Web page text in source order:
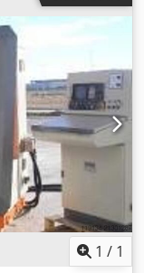
- Utilización de
ideal para
Alcance de
Opcional:
de salida. Datos
5 – 12
100, 150, 200 mm.
de
Interruptor de
horizontales
mantas no
- 3.200 mm
5 – 12 mm
150, 200 mm 36
1 / 1